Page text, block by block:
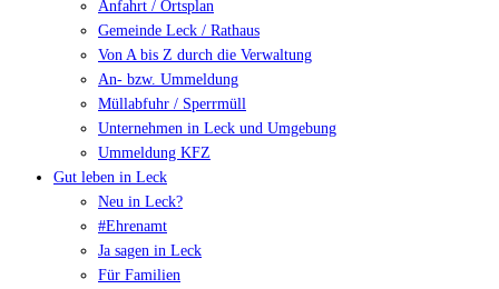
Anfahrt / Ortsplan
Gemeinde Leck / Rathaus
Von A bis Z durch die Verwaltung
An- bzw. Ummeldung
Müllabfuhr / Sperrmüll
Unternehmen in Leck und Umgebung
Ummeldung KFZ
Gut leben in Leck
Neu in Leck?
#Ehrenamt
Ja sagen in Leck
Für Familien